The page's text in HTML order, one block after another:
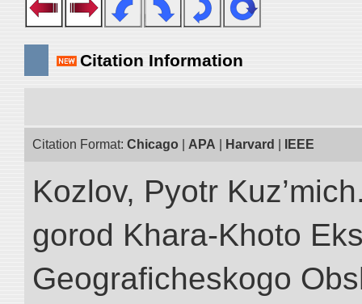
Citation Information
Citation Format: Chicago APA Harvard IEEE
Kozlov, Pyotr
gorod Khara-Khoto
Geograficheskogo